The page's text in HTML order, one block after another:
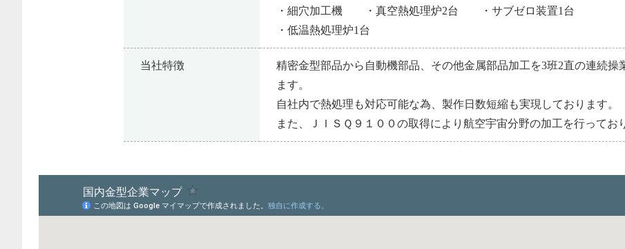
・細穴加工機 ・真空熱処理炉2台 ・サブゼロ装置1台
・低温熱処理炉1台
当社特徴
精密金型部品から自動機部品、その他金属部品加工を3班2直の連続操
ます。
自社内で熱処理も対応可能な為、製作日数短縮も実現しております。
また、ＪＩＳＱ９１００の取得により航空宇宙分野の加工を行ってお